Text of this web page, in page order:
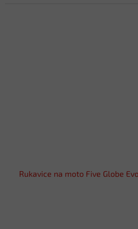
Rukavice na moto Five Globe